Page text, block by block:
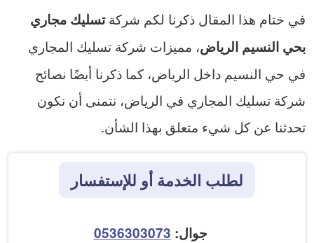
في ختام هذا المقال ذكرنا لكم شركةتسليك مجاري
بحي النسيم الرياض، مميزات شركة تسليك المجاري
في حي النسيم داخل الرياض، كما ذكرنا أيضًا نصائح
شركة تسليك المجاري في الرياض، نتمنى أن نكون
تحدثنا عن كل شيء متعلق بهذا الشأن.
لطلب الخدمة أو للإستفسار
جوال: 0536303073